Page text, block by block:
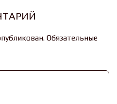
Обязательные